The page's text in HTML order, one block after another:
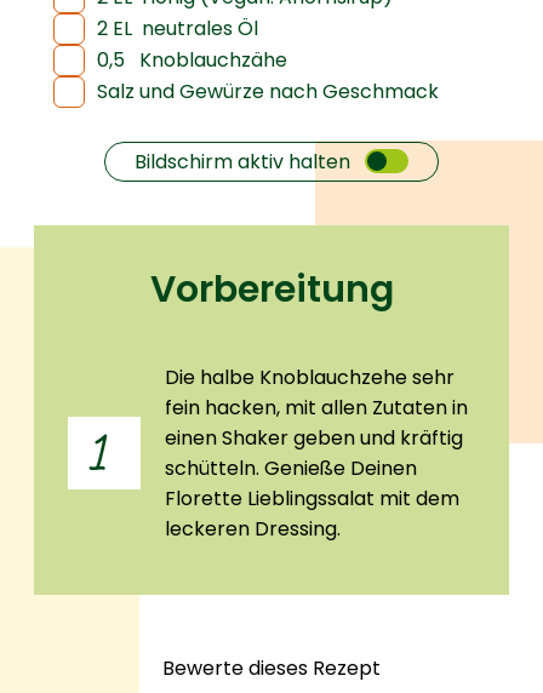
2 EL neutrales Öl
0,5 Knoblauchzähe
Salz und Gewürze nach Geschmack
Bildschirm aktiv halten
Vorbereitung
1
Die halbe Knoblauchzehe sehr
fein hacken, mit allen Zutaten in
einen Shaker geben und kräftig
schütteln. Genieße Deinen
Florette Lieblingssalat mit dem
leckeren Dressing.
Bewerte dieses Rezept